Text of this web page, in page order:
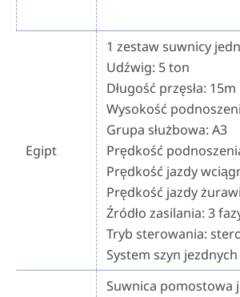
Egipt
1 zestaw suwnicy
Udźwig: 5 ton
Długość przęsła: 15m
Wysokość
Grupa służbowa: A3
Prędkość
Prędkość jazdy
Prędkość jazdy
Źródło zasilania: 3
Tryb sterowania:
System szyn
Suwnica